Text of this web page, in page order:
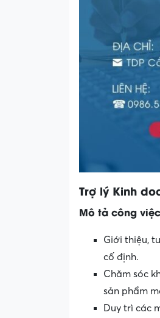
Trợ lý Kinh
Mô tả công
Giới thiệu,
cố định.
Chăm sóc
sản phẩm
Duy trì các